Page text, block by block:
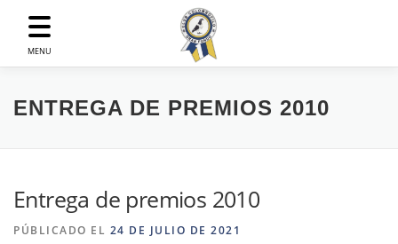
MENU
contenido
ENTREGA DE PREMIOS 2010
Entrega de premios 2010
PÚBLICADO EL 24 DE JULIO DE 2021